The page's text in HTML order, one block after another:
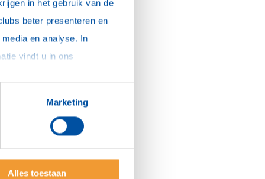
in het gebruik van de
beter presenteren en
en analyse. In
Marketing
Alles toestaan